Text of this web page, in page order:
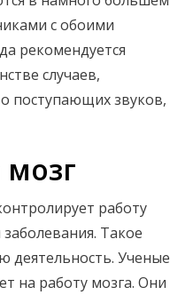
с обоими
рекомендуется
случаев,
поступающих звуков,
мозг
работу
Такое
деятельность. Ученые
на работу мозга. Они